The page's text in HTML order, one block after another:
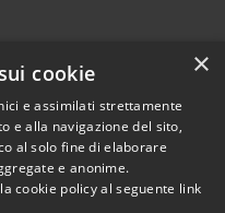
Copyright © 2026 • Comune di
Sarnico • Powered by
×
cookie
e assimilati strettamente
e alla navigazione del sito,
al solo fine di elaborare
e anonime.
cookie policy al seguente link